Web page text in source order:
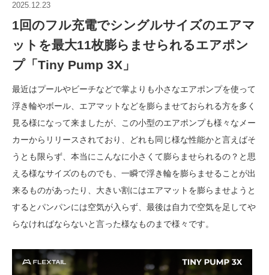
2025.12.23
1回のフル充電でシングルサイズのエアマ
ットを最大11枚膨らませられるエアポン
プ「Tiny Pump 3X」
最近はプールやビーチなどで掌よりも小さなエアポンプを使って
浮き輪やボール、エアマットなどを膨らませておられる方を多く
見る様になって来ましたが、この小型のエアポンプも様々なメー
カーからリリースされており、どれも同じ様な性能かと言えばそ
うとも限らず、本当にこんなに小さくて膨らませられるの？と思
える様なサイズのものでも、一瞬で浮き輪を膨らませることが出
来るものがあったり、大きい割にはエアマットを膨らませようと
するとパンパンには空気が入らず、最後は自力で空気を足してや
らなければならないと言った様なものまで様々です。